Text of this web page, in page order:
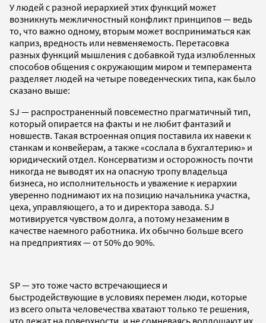
У людей с разной иерархией этих функций может
возникнуть межличностный конфликт принципов — ведь
то, что важно одному, вторым может восприниматься как
каприз, вредность или невменяемость. Перетасовка
разных функций мышления с добавкой туда излюбленных
способов общения с окружающим миром и темперамента
разделяет людей на четыре поведенческих типа, как было
сказано выше:
SJ — распространенный повсеместно прагматичный тип,
который опирается на факты и не любит фантазий и
новшеств. Такая встроенная опция поставила их навеки к
станкам и конвейерам, а также «сослала в бухгалтерию» и
юридический отдел. Консерватизм и осторожность почти
никогда не выводят их на опасную тропу владельца
бизнеса, но исполнительность и уважение к иерархии
уверенно поднимают их на позицию начальника участка,
цеха, управляющего, а то и директора завода. SJ
мотивируется чувством долга, а потому незаменим в
качестве наемного работника. Их обычно больше всего
на предприятиях — от 50% до 90%.
SP — это тоже часто встречающиеся и
быстродействующие в условиях перемен люди, которые
из всего опыта человечества хватают только те решения,
что лежат на поверхности, и не сомневаясь воплощают их